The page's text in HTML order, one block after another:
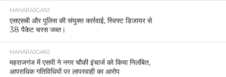
MAHARAJGANJ
एसएसबी और पुलिस की संयुक्त कार्रवाई, स्विफ्ट डिजायर से
38 पैकेट चरस जब्त।
MAHARAJGANJ
महराजगंज में एसपी ने नगर चौकी इंचार्ज को किया निलंबित,
आपराधिक गतिविधियों पर लापरवाही का आरोप